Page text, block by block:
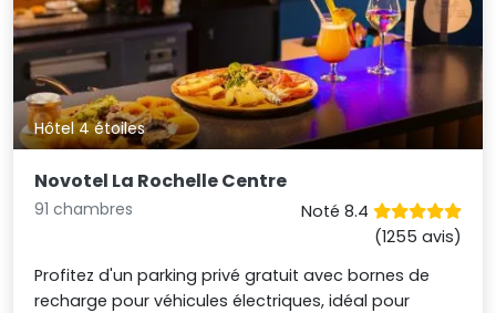
Hôtel 4 étoiles
Novotel La Rochelle Centre
91 chambres
Noté 8.4
(1255 avis)
Profitez d'un parking privé gratuit avec bornes de
recharge pour véhicules électriques, idéal pour